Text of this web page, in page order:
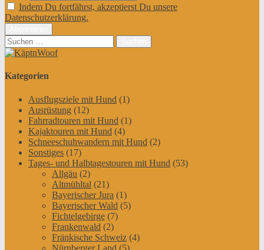
Indem Du fortfährst, akzeptierst Du unsere
Datenschutzerklärung.
Suchen
nach:
Kategorien
Ausflugsziele mit Hund (1)
Ausrüstung (12)
Fahrradtouren mit Hund (1)
Kajaktouren mit Hund (4)
Schneeschuhwandern mit Hund (2)
Sonstiges (17)
Tages- und Halbtagestouren mit Hund (53)
Allgäu (2)
Altmühltal (21)
Bayerischer Jura (1)
Bayerischer Wald (5)
Fichtelgebirge (7)
Frankenwald (2)
Fränkische Schweiz (4)
Nürnberger Land (5)